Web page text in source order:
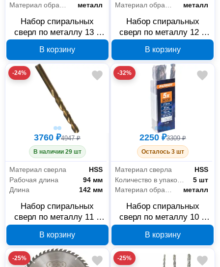
металл
Набор спиральных
сверл по металлу 13 x
PATRIOT 815010043
В корзину
металл
Набор спиральных
сверл по металлу 12 x
PATRIOT 815010042
В корзину
-24%
3760 ₽4947 ₽
В наличии 29 шт
Материал сверла
HSS
Рабочая длина
94 мм
Длина
142 мм
Набор спиральных
сверл по металлу 11 x
PATRIOT 815010041
В корзину
-32%
2250 ₽3309 ₽
Осталось 3 шт
Материал сверла
HSS
Количество в упаковке
5 шт
Материал обработки
металл
Набор спиральных
сверл по металлу 10 x
PATRIOT 815010040
В корзину
-25% -25%